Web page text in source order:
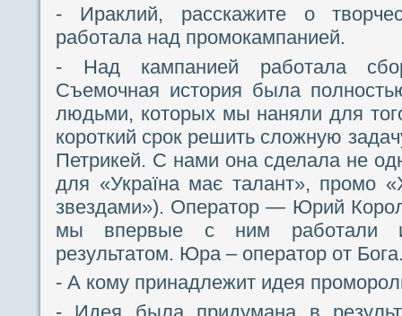
- Ираклий, расскажите о
работала над промокампанией.
- Над кампанией работала
Съемочная история была
людьми, которых мы наняли для
короткий срок решить сложную
Петрикей. С нами она сделала не
для «Україна має талант», промо
звездами»). Оператор — Юрий
мы впервые с ним работали и
результатом. Юра – оператор от
- А кому принадлежит идея